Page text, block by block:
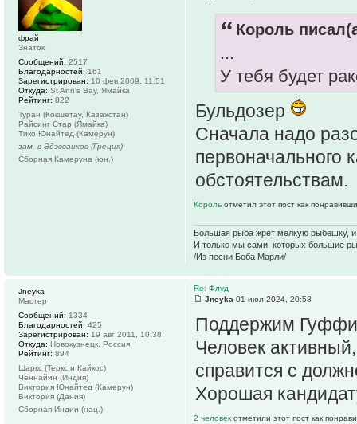
Король
...
У тебя будет
Бульдозер
Сначала надо
первоначального
обстоятельствам.
Король отметил этот пост как
Большая рыба жрет мелкую рыбешку, и
И только мы сами, которых большие
/Из песни Боба Марли/
фрай
Знаток
Сообщений: 2517
Благодарностей: 161
Зарегистрирован: 10 фев 2009, 11:51
Откуда: St Ann's Bay, Ямайка
Рейтинг: 822
Туран (Кокшетау, Казахстан)
Райсинг Стар (Ямайка)
Тико Юнайтед (Камерун)
зам. в Эдэссаикос (Греция)
Сборная Камеруна (юн.)
Re: Флуд
Jneyka 01 июл 2024, 20:58
Поддержим Гуффи
Человек
справится с
Хорошая
2 человек отметили этот пост как
Jneyka
Мастер
Сообщений: 1334
Благодарностей: 425
Зарегистрирован: 19 авг 2011, 10:38
Откуда: Новокузнецк, Россия
Рейтинг: 894
Шаркс (Теркс и Кайкос)
Ченнайин (Индия)
Виктория Юнайтед (Камерун)
Виктория (Дания)
Сборная Индии (нац.)